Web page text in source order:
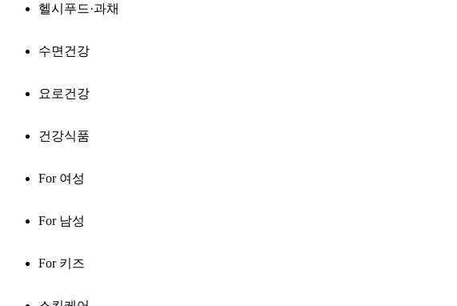
헬시푸드·과채
수면건강
요로건강
건강식품
For 여성
For 남성
For 키즈